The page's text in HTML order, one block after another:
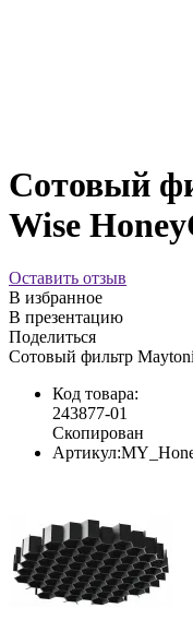
Сотовый
Wise
Оставить отзыв
В избранное
В презентацию
Поделиться
Сотовый фильтр
Код товара:
243877-01
Скопирован
Артикул: